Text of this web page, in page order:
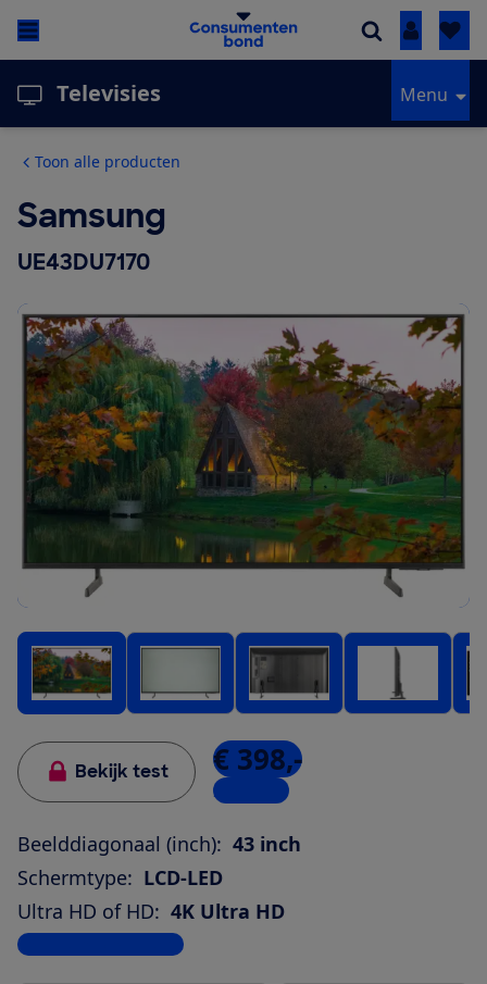
Inloggen
Televisies Menu
Toon alle producten
Samsung
UE43DU7170
Bekijk test € 398,-
2 winkels
Beelddiagonaal (inch): 43 inch
Schermtype: LCD-LED
Ultra HD of HD: 4K Ultra HD
Bekijk alle specificaties